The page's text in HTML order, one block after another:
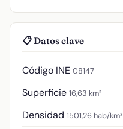
📋 Datos clave
Código INE 08147
Superficie 16,63 km²
Densidad 1501,26 hab/km²